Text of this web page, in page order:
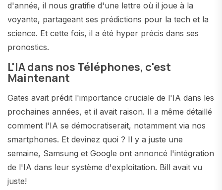
d'année, il nous gratifie d'une lettre où il joue à la
voyante, partageant ses prédictions pour la tech et la
science. Et cette fois, il a été hyper précis dans ses
pronostics.
L'IA dans nos Téléphones, c'est
Maintenant
Gates avait prédit l'importance cruciale de l'IA dans les
prochaines années, et il avait raison. Il a même détaillé
comment l'IA se démocratiserait, notamment via nos
smartphones. Et devinez quoi ? Il y a juste une
semaine, Samsung et Google ont annoncé l'intégration
de l'IA dans leur système d'exploitation. Bill avait vu
juste!